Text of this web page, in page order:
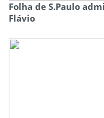
Folha de S.Paulo
Flávio